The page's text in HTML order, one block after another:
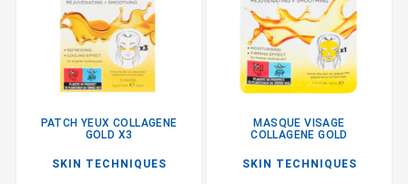
PATCH YEUX COLLAGENE
GOLD X3
SKIN TECHNIQUES
MASQUE VISAGE
COLLAGENE GOLD
SKIN TECHNIQUES